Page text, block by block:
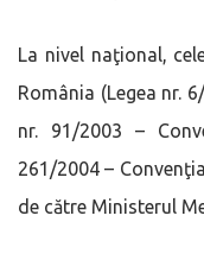
La nivel naţional,
România (Legea nr.
nr. 91/2003 –
261/2004 –
de către Ministerul